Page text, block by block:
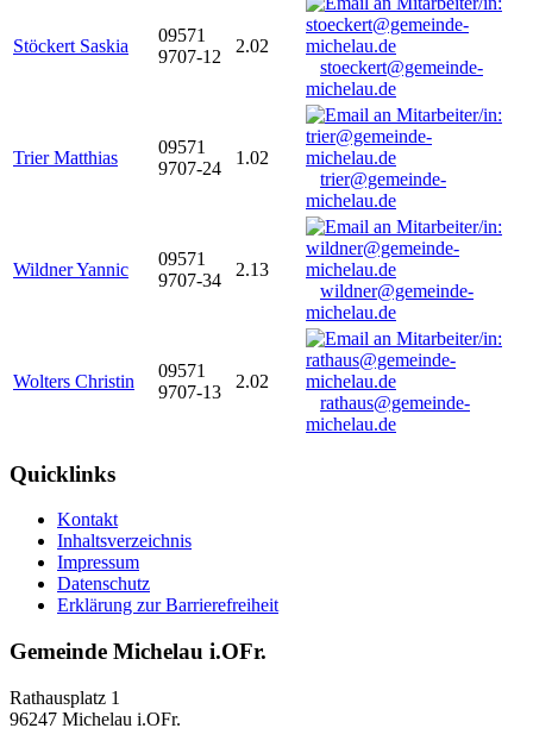
Stöckert Saskia
09571
9707-12
2.02
stoeckert@gemeinde-
michelau.de
Trier Matthias
09571
9707-24
1.02
trier@gemeinde-
michelau.de
Wildner Yannic
09571
9707-34
2.13
wildner@gemeinde-
michelau.de
Wolters Christin
09571
9707-13
2.02
rathaus@gemeinde-
michelau.de
Quicklinks
Kontakt
Inhaltsverzeichnis
Impressum
Datenschutz
Erklärung zur Barrierefreiheit
Gemeinde Michelau i.OFr.
Rathausplatz 1
96247 Michelau i.OFr.